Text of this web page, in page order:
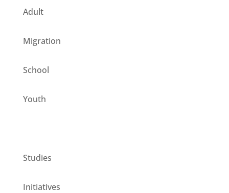
Adult
Migration
School
Youth
Studies
Initiatives